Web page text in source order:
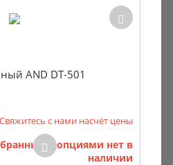
AND DT-501
Свяжитесь с нами насчёт цены
опциями нет в
наличии